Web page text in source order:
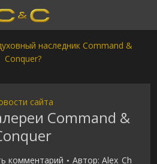
сайта
Command &
комментарий Автор: Alex_Ch